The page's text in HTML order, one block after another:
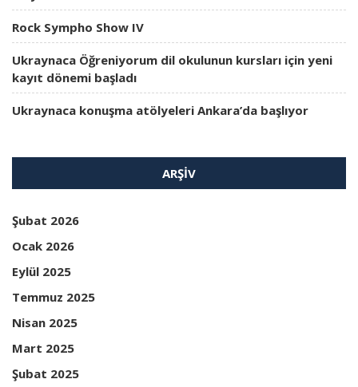
Rock Sympho Show IV
Ukraynaca Öğreniyorum dil okulunun kursları için yeni
kayıt dönemi başladı
Ukraynaca konuşma atölyeleri Ankara’da başlıyor
ARŞIV
Şubat 2026
Ocak 2026
Eylül 2025
Temmuz 2025
Nisan 2025
Mart 2025
Şubat 2025